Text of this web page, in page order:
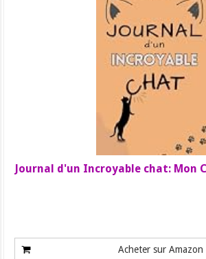
Journal d'un Incroyable chat: Mon
Acheter sur Amazon